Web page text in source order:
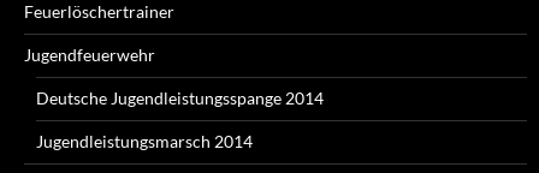
Feuerlöschertrainer
Jugendfeuerwehr
Deutsche Jugendleistungsspange 2014
Jugendleistungsmarsch 2014